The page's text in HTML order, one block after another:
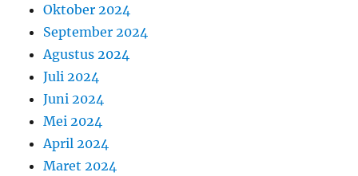
Oktober 2024
September 2024
Agustus 2024
Juli 2024
Juni 2024
Mei 2024
April 2024
Maret 2024